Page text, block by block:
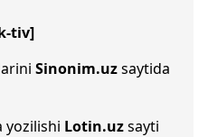
tiv]
Sinonim.uzsaytida
yozilishi Lotin.uzsayti